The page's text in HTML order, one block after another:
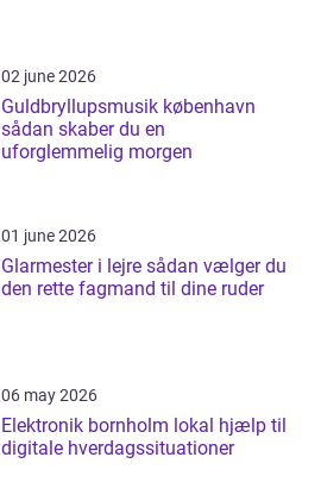
02 june 2026
Guldbryllupsmusik københavn
sådan skaber du en
uforglemmelig morgen
01 june 2026
Glarmester i lejre sådan vælger du
den rette fagmand til dine ruder
06 may 2026
Elektronik bornholm lokal hjælp til
digitale hverdagssituationer